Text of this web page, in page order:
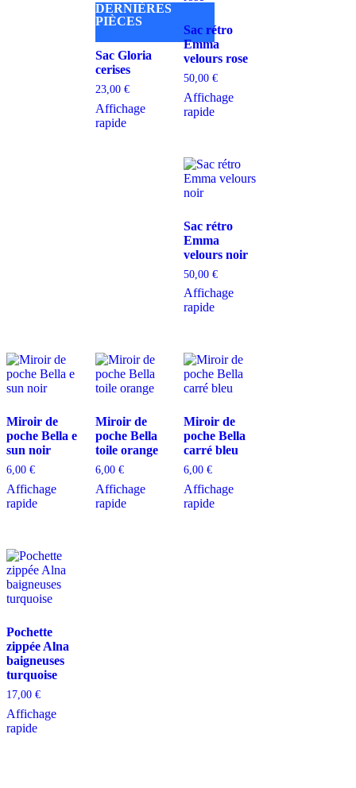
DERNIÈRES
PIÈCES
Sac Gloria
cerises
23,00 €
Affichage
rapide
Sac rétro
Emma
velours rose
50,00€
Affichage
rapide
Sac rétro
Emma
velours noir
50,00€
Affichage
rapide
Miroir de
poche Bella e
sun noir
6,00 €
Affichage
rapide
Miroir de
poche Bella
toile orange
6,00 €
Affichage
rapide
Miroir de
poche Bella
carré bleu
6,00€
Affichage
rapide
Pochette
zippée Alna
baigneuses
turquoise
17,00 €
Affichage
rapide